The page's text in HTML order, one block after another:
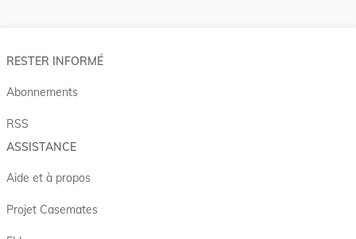
RESTER INFORMÉ
Abonnements
RSS
ASSISTANCE
Aide et à propos
Projet Casemates